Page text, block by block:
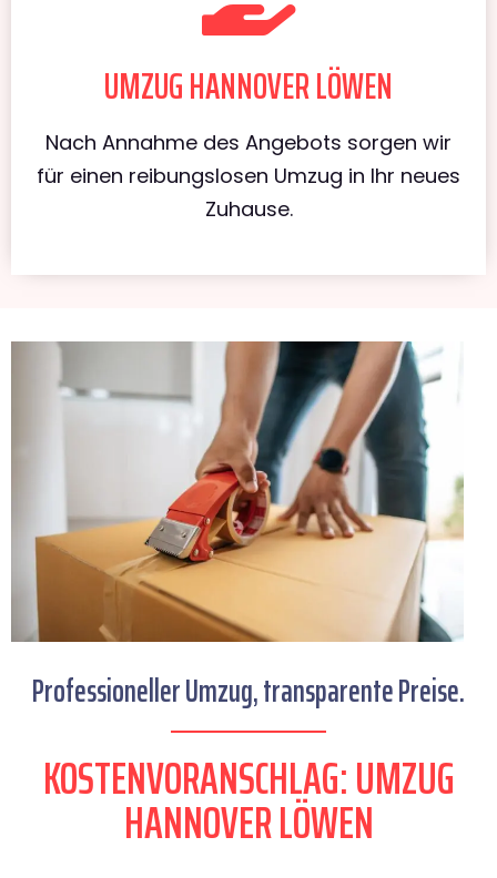
UMZUG HANNOVER LÖWEN
Nach Annahme des Angebots sorgen wir
für einen reibungslosen Umzug in Ihr neues
Zuhause.
Professioneller Umzug, transparente Preise.
KOSTENVORANSCHLAG: UMZUG
HANNOVER LÖWEN